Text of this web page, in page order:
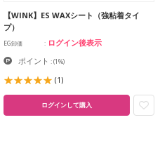
【WINK】ES WAXシート（強粘着タイ
プ）
EG卸価 ログイン後表示
ポイント :(1%)
(1)
ログインして購入